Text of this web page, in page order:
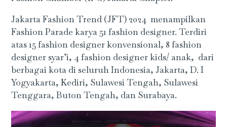
Jakarta Fashion Trend (JFT) 2024 menampilkan
Fashion Parade karya 51 fashion designer. Terdiri
atas 15 fashion designer konvensional, 8 fashion
designer syar’i, 4 fashion designer kids/ anak, dari
berbagai kota di seluruh Indonesia, Jakarta, D. I
Yogyakarta, Kediri, Sulawesi Tengah, Sulawesi
Tenggara, Buton Tengah, dan Surabaya.